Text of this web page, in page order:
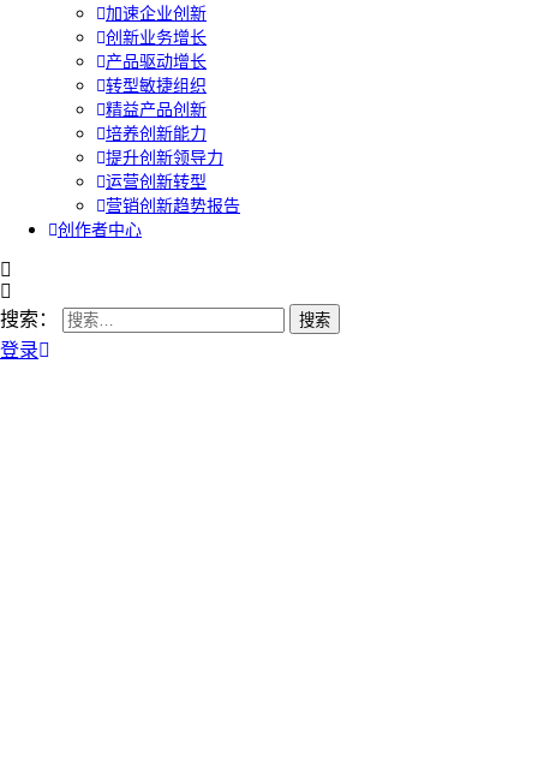
加速企业创新
创新业务增长
产品驱动增长
转型敏捷组织
精益产品创新
培养创新能力
提升创新领导力
运营创新转型
营销创新趋势报告
创作者中心
搜索：
登录